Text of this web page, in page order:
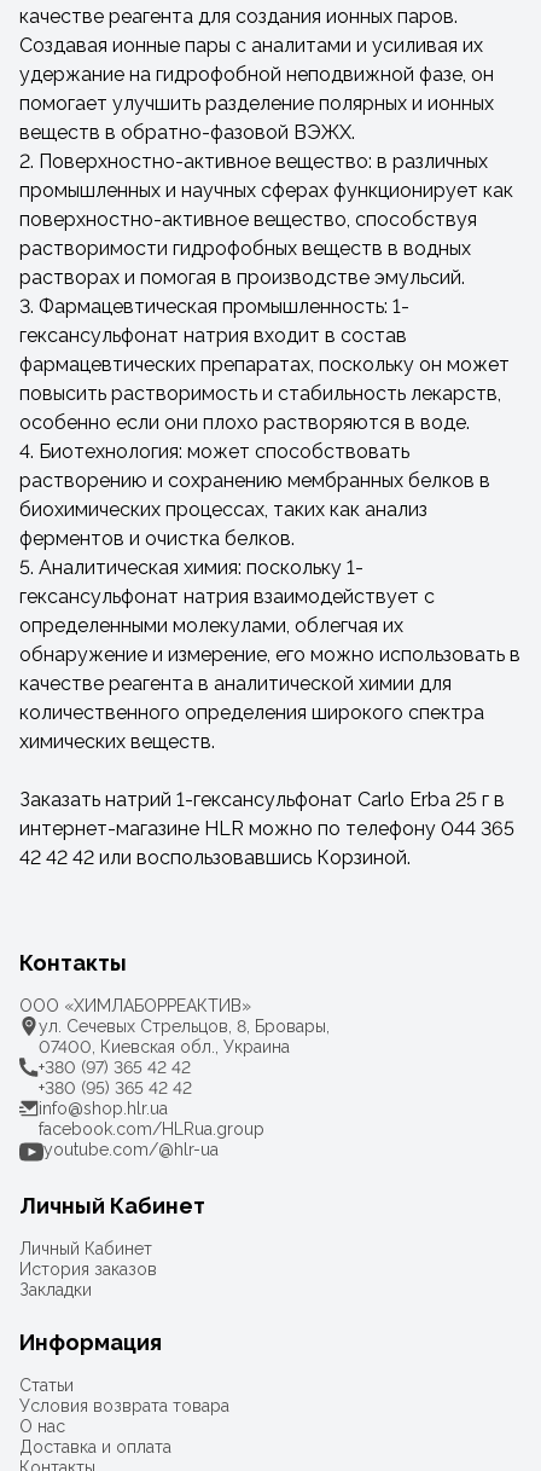
качестве реагента для создания ионных паров.
Создавая ионные пары с аналитами и усиливая их
удержание на гидрофобной неподвижной фазе, он
помогает улучшить разделение полярных и ионных
веществ в обратно-фазовой ВЭЖХ.
2. Поверхностно-активное вещество: в различных
промышленных и научных сферах функционирует как
поверхностно-активное вещество, способствуя
растворимости гидрофобных веществ в водных
растворах и помогая в производстве эмульсий.
3. Фармацевтическая промышленность: 1-
гексансульфонат натрия входит в состав
фармацевтических препаратах, поскольку он может
повысить растворимость и стабильность лекарств,
особенно если они плохо растворяются в воде.
4. Биотехнология: может способствовать
растворению и сохранению мембранных белков в
биохимических процессах, таких как анализ
ферментов и очистка белков.
5. Аналитическая химия: поскольку 1-
гексансульфонат натрия взаимодействует с
определенными молекулами, облегчая их
обнаружение и измерение, его можно использовать в
качестве реагента в аналитической химии для
количественного определения широкого спектра
химических веществ.
Заказать натрий 1-гексансульфонат Carlo Erba 25 г в
интернет-магазине HLR можно по телефону 044 365
42 42 42 или воспользовавшись Корзиной.
Контакты
ООО «ХИМЛАБОРРЕАКТИВ»
ул. Сечевых Стрельцов, 8, Бровары,
07400, Киевская обл., Украина
+380 (97) 365 42 42
+380 (95) 365 42 42
info@shop.hlr.ua
facebook.com/HLRua.group
youtube.com/@hlr-ua
Личный Кабинет
Личный Кабинет
История заказов
Закладки
Информация
Статьи
Условия возврата товара
О нас
Доставка и оплата